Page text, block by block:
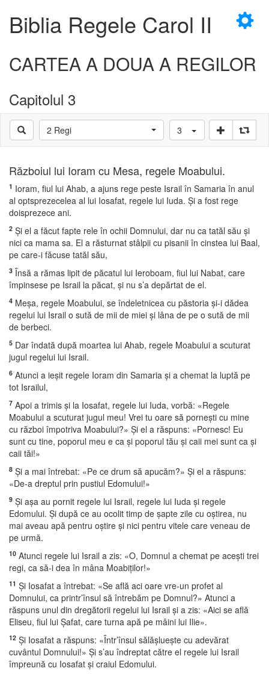
×
Biblia Regele Carol II
CARTEA A DOUA A REGILOR
Capitolul 3
2 Regi 3
Războiul lui Ioram cu Mesa, regele Moabului.
1 Ioram, fiul lui Ahab, a ajuns rege peste Israil în Samaria în anul
al optsprezecelea al lui Iosafat, regele lui Iuda. Şi a fost rege
doisprezece ani.
2 Şi el a făcut fapte rele în ochii Domnului, dar nu ca tatăl său şi
nici ca mama sa. El a răsturnat stâlpii cu pisanii în cinstea lui Baal,
pe care-i făcuse tatăl său,
3 Însă a rămas lipit de păcatul lui Ieroboam, fiul lui Nabat, care
împinsese pe Israil la păcat, şi nu s’a depărtat de el.
4 Meşa, regele Moabului, se îndeletnicea cu păstoria şi-i dădea
regelui lui Israil o sută de mii de miei şi lâna de pe o sută de mii
de berbeci.
5 Dar îndată după moartea lui Ahab, regele Moabului a scuturat
jugul regelui lui Israil.
6 Atunci a ieşit regele Ioram din Samaria şi a chemat la luptă pe
tot Israilul,
7 Apoi a trimis şi la Iosafat, regele lui Iuda, vorbă: «Regele
Moabului a scuturat jugul meu! Vrei tu oare să porneşti cu mine
cu război împotriva Moabului?» Şi el a răspuns: «Pornesc! Eu
sunt cu tine, poporul meu e ca şi poporul tău şi caii mei sunt ca şi
caii tăi!»
8 Şi a mai întrebat: «Pe ce drum să apucăm?» Şi el a răspuns:
«De-a dreptul prin pustiul Edomului!»
9 Şi aşa au pornit regele lui Israil, regele lui Iuda şi regele
Edomului. Şi după ce au ocolit timp de şapte zile cu oştirea, nu
mai aveau apă pentru oştire şi nici pentru vitele care veneau de
pe urmă.
10 Atunci regele lui Israil a zis: «O, Domnul a chemat pe aceşti trei
regi, ca să-i dea în mâna Moabiţilor!»
11 Şi Iosafat a întrebat: «Se află aci oare vre-un profet al
Domnului, ca printr’însul să întrebăm pe Domnul?» Atunci a
răspuns unul din dregătorii regelui lui Israil şi a zis: «Aici se află
Eliseu, fiul lui Şafat, care turna apă pe mâini lui Ilie».
12 Şi Iosafat a răspuns: «Într’însul sălăşlueşte cu adevărat
cuvântul Domnului!» Şi s’au îndreptat către el regele lui Israil
împreună cu Iosafat şi craiul Edomului.